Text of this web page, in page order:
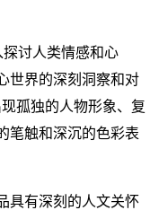
探讨人类情感和心
世界的深刻洞察和对
孤独的人物形象、复
笔触和深沉的色彩表
具有深刻的人文关怀